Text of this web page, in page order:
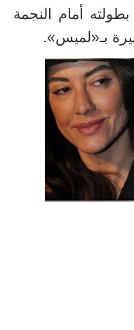
أمام النجمة
بـ«لميس».